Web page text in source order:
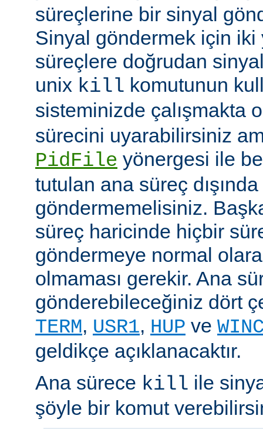
süreçlerine bir sinyal
Sinyal göndermek için iki
süreçlere doğrudan
unix kill komutunun
sisteminizde çalışmakta
sürecini uyarabilirsiniz
PidFile yönergesi ile
tutulan ana süreç
göndermemelisiniz.
süreç haricinde hiçbir
göndermeye normal
olmaması gerekir. Ana
gönderebileceğiniz dört
TERM, USR1, HUP ve
geldikçe açıklanacaktır.
Ana sürece kill ile
şöyle bir komut